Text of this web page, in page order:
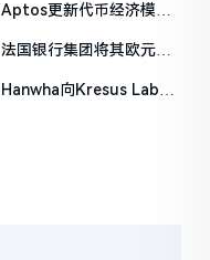
USDT空投
Aptos更新代币经济模
金会永久锁定2.1亿APT
法国银行集团将其欧元稳
Ledger
Hanwha向Kresus Labs